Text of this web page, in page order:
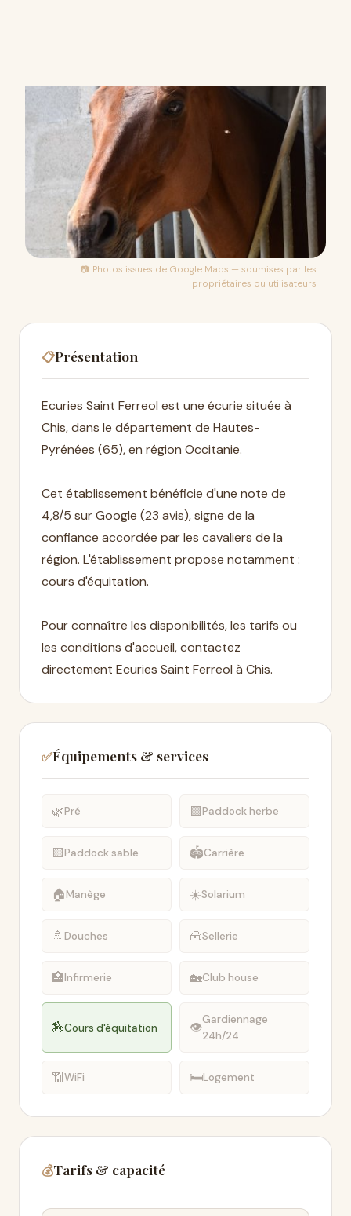
📷 Photos issues de Google Maps — soumises par les
propriétaires ou utilisateurs
📋Présentation
Ecuries Saint Ferreol est une écurie située à
Chis, dans le département de Hautes-
Pyrénées (65), en région Occitanie.
Cet établissement bénéficie d'une note de
4,8/5 sur Google (23 avis), signe de la
confiance accordée par les cavaliers de la
région. L'établissement propose notamment :
cours d'équitation.
Pour connaître les disponibilités, les tarifs ou
les conditions d'accueil, contactez
directement Ecuries Saint Ferreol à Chis.
✅Équipements & services
🌿Pré 🟩Paddock herbe
🟨Paddock sable 🏟️Carrière
🏠Manège ☀️Solarium
🚿 Douches 🧰Sellerie
🏥Infirmerie 🏡Club house
🏇Cours d'équitation 👁Gardiennage
24h/24
📶WiFi 🛏Logement
💰Tarifs & capacité